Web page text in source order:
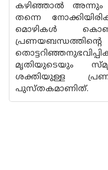
കഴിഞ്ഞാൽ അന്നും
തന്നെ
മൊഴികൾ
മൃതിയുടെയും
ശക്തിയുള്ള
പുസ്‌തകമാണിത്.